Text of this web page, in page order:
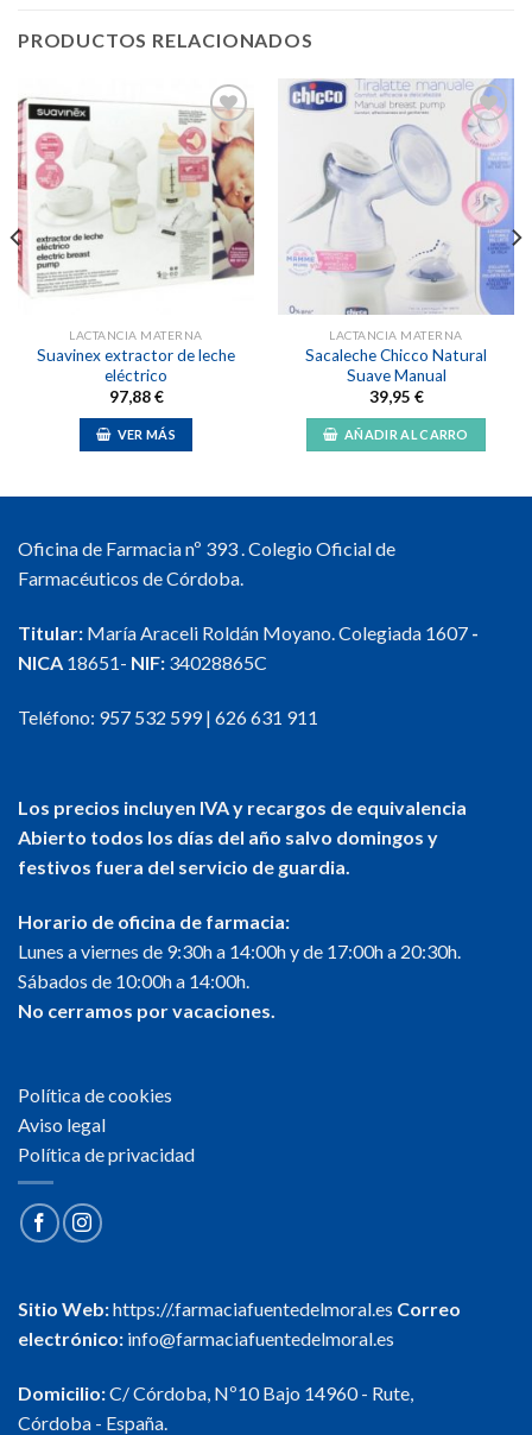
PRODUCTOS RELACIONADOS
Añadir
a la
lista de
deseos
LACTANCIA MATERNA
Suavinex extractor de leche
eléctrico
97,88€
VER MÁS
Añadir
a la
lista de
deseos
LACTANCIA MATERNA
Sacaleche Chicco Natural
Suave Manual
39,95 €
AÑADIR AL CARRO
Oficina de Farmacia nº 393 . Colegio Oficial de
Farmacéuticos de Córdoba.
Titular: María Araceli Roldán Moyano. Colegiada 1607 -
NICA 18651- NIF: 34028865C
Teléfono: 957 532 599| 626 631 911
Los precios incluyen IVA y recargos de equivalencia
Abierto todos los días del año salvo domingos y
festivos fuera del servicio de guardia.
Horario de oficina de farmacia:
Lunes a viernes de 9:30h a 14:00h y de 17:00h a 20:30h.
Sábados de 10:00h a 14:00h.
No cerramos por vacaciones.
Política de cookies
Aviso legal
Política de privacidad
Sitio Web:https://.farmaciafuentedelmoral.es Correo
electrónico: info@farmaciafuentedelmoral.es
Domicilio:C/ Córdoba, Nº10 Bajo 14960 - Rute,
Córdoba - España.